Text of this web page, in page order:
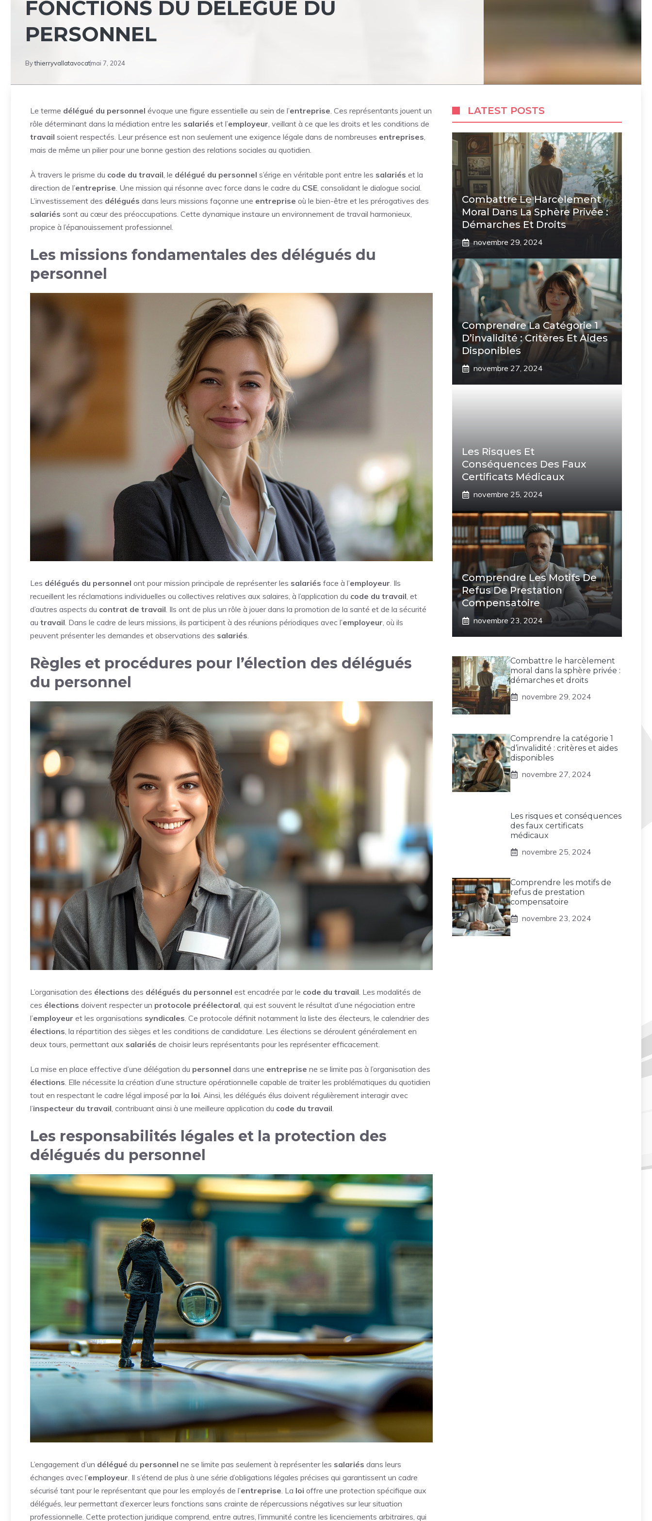
FONCTIONS DU DÉLÉGUÉ DU
PERSONNEL
Bythierryvallatavocatmai 7, 2024
Le terme délégué du personnel évoque une figure essentielle au sein de l’entreprise. Ces représentants jouent un
rôle déterminant dans la médiation entre les salariés et l’employeur, veillant à ce que les droits et les conditions de
travail soient respectés. Leur présence est non seulement une exigence légale dans de nombreuses entreprises,
mais de même un pilier pour une bonne gestion des relations sociales au quotidien.
À travers le prisme du code du travail, le délégué du personnel s’érige en véritable pont entre les salariés et la
direction de l’entreprise. Une mission qui résonne avec force dans le cadre du CSE, consolidant le dialogue social.
L’investissement des délégués dans leurs missions façonne une entreprise où le bien-être et les prérogatives des
salariés sont au cœur des préoccupations. Cette dynamique instaure un environnement de travail harmonieux,
propice à l’épanouissement professionnel.
Les missions fondamentales des délégués du
personnel
Les délégués du personnel ont pour mission principale de représenter les salariés face à l’employeur. Ils
recueillent les réclamations individuelles ou collectives relatives aux salaires, à l’application du code du travail, et
d’autres aspects du contrat de travail. Ils ont de plus un rôle à jouer dans la promotion de la santé et de la sécurité
au travail. Dans le cadre de leurs missions, ils participent à des réunions périodiques avec l’employeur, où ils
peuvent présenter les demandes et observations des salariés.
Règles et procédures pour l’élection des délégués
du personnel
L’organisation des élections des délégués du personnel est encadrée par le code du travail . Les modalités de
ces élections doivent respecter un protocole préélectoral , qui est souvent le résultat d’une négociation entre
l’employeur et les organisations syndicales . Ce protocole définit notamment la liste des électeurs, le calendrier des
élections , la répartition des sièges et les conditions de candidature. Les élections se déroulent généralement en
deux tours, permettant aux salariés de choisir leurs représentants pour les représenter efficacement.
La mise en place effective d’une délégation du personnel dans une entreprise ne se limite pas à l’organisation des
élections . Elle nécessite la création d’une structure opérationnelle capable de traiter les problématiques du quotidien
tout en respectant le cadre légal imposé par la loi . Ainsi, les délégués élus doivent régulièrement interagir avec
l’inspecteur du travail , contribuant ainsi à une meilleure application du code du travail
Les responsabilités légales et la protection des
délégués du personnel
L’engagement d’un délégué du personnel ne se limite pas seulement à représenter les salariés dans leurs
échanges avec l’employeur . Il s’étend de plus à une série d’obligations légales précises qui garantissent un cadre
sécurisé tant pour le représentant que pour les employés de l’entreprise . La loi offre une protection spécifique aux
délégués, leur permettant d’exercer leurs fonctions sans crainte de répercussions négatives sur leur situation
professionnelle. Cette protection juridique comprend, entre autres, l’immunité contre les licenciements arbitraires, qui
LATEST POSTS
Combattre Le Harcèlement
Moral Dans La Sphère Privée :
Démarches Et Droits
novembre 29, 2024
Comprendre La Catégorie 1
D’invalidité : Critères Et Aides
Disponibles
novembre 27, 2024
Les Risques Et
Conséquences Des Faux
Certificats Médicaux
novembre 25, 2024
Comprendre Les Motifs De
Refus De Prestation
Compensatoire
novembre 23, 2024
Combattre le harcèlement
moral dans la sphère privée :
démarches et droits
novembre 29, 2024
Comprendre la catégorie 1
d’invalidité : critères et aides
disponibles
novembre 27, 2024
Les risques et conséquences
des faux certificats
médicaux
novembre 25, 2024
Comprendre les motifs de
refus de prestation
compensatoire
novembre 23, 2024